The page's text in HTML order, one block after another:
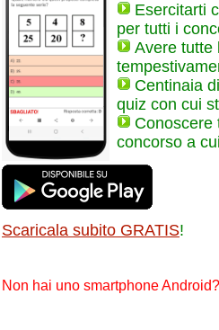
Esercitarti
per tutti i
Avere tutte
Centinaia
quiz con cui
Conoscere
concorso a
Scaricala subito GRATIS!
Non hai uno smartphone Android?